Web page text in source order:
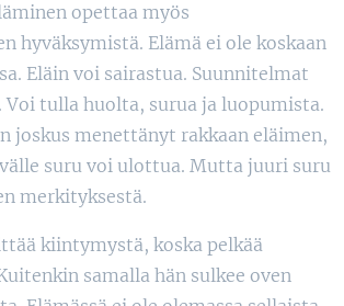
opettaa myös
hyväksymistä. Elämä ei ole koskaan
Eläin voi sairastua. Suunnitelmat
tulla huolta, surua ja luopumista.
joskus menettänyt rakkaan eläimen,
suru voi ulottua. Mutta juuri suru
merkityksestä.
kiintymystä, koska pelkää
samalla hän sulkee oven